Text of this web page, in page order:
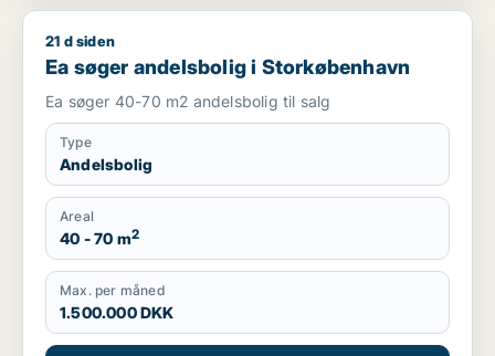
Ea søger andelsbolig i Storkøbenhavn
21 d siden
Ea søger andelsbolig i Storkøbenhavn
Ea søger 40-70 m2 andelsbolig til salg
Type
Andelsbolig
Areal
40 - 70 m2
Max. per måned
1.500.000 DKK